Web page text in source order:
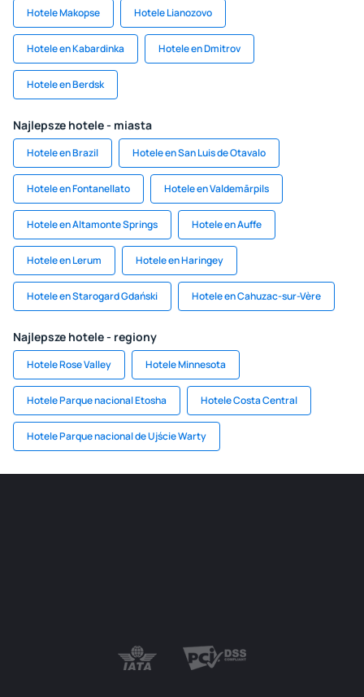
Hotele Makopse Hotele Lianozovo
Hotele en Kabardinka Hotele en Dmitrov
Hotele en Berdsk
Najlepsze hotele - miasta
Hotele en Brazil Hotele en San Luis de Otavalo
Hotele en Fontanellato Hotele en Valdemārpils
Hotele en Altamonte Springs Hotele en Auffe
Hotele en Lerum Hotele en Haringey
Hotele en Starogard Gdański Hotele en Cahuzac-sur-Vère
Najlepsze hotele - regiony
Hotele Rose Valley Hotele Minnesota
Hotele Parque nacional Etosha Hotele Costa Central
Hotele Parque nacional de Ujście Warty